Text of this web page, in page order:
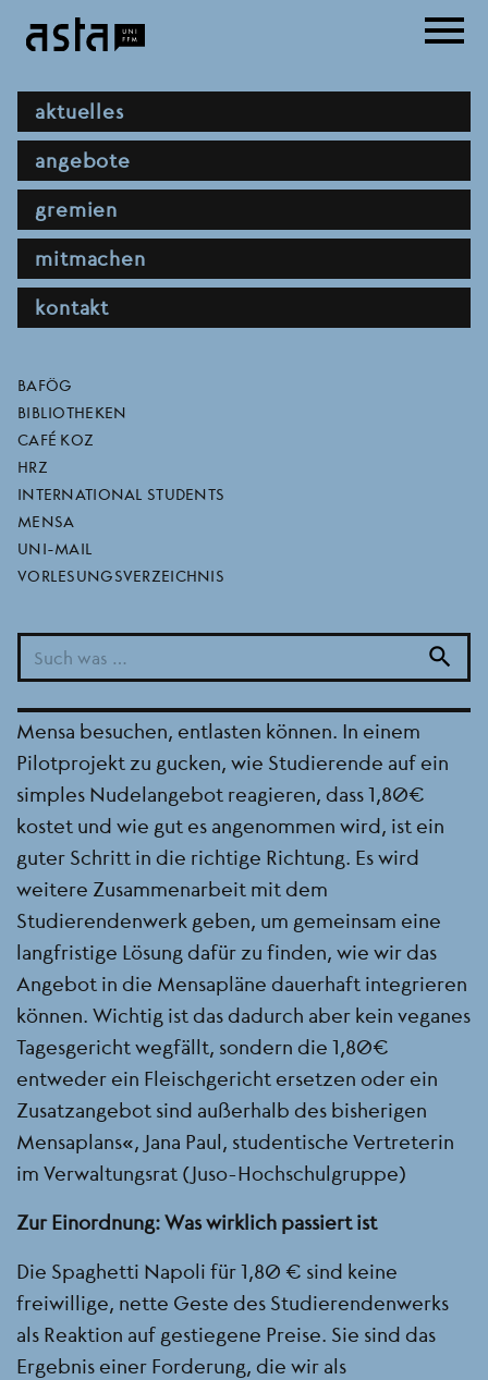
zum
hauptnavigation
aktuelles
angebote
gremien
mitmachen
kontakt
direktlinks
BAFÖG
BIBLIOTHEKEN
CAFÉ KOZ
HRZ
INTERNATIONAL STUDENTS
MENSA
UNI-MAIL
VORLESUNGSVERZEICHNIS
search
menu
stellungnahme zum
pilotprojekt des
studierendenwerkes
18.06.2026
Wir sind froh, dass das Studierendenwerk sich
bereit erklärt hat mit uns gemeinsam eine Lösung
Mensa besuchen, entlasten können. In einem
Pilotprojekt zu gucken, wie Studierende auf ein
simples Nudelangebot reagieren, dass 1,80€
kostet und wie gut es angenommen wird, ist ein
guter Schritt in die richtige Richtung. Es wird
weitere Zusammenarbeit mit dem
Studierendenwerk geben, um gemeinsam eine
langfristige Lösung dafür zu finden, wie wir das
Angebot in die Mensapläne dauerhaft integrieren
können. Wichtig ist das dadurch aber kein veganes
Tagesgericht wegfällt, sondern die 1,80€
entweder ein Fleischgericht ersetzen oder ein
Zusatzangebot sind außerhalb des bisherigen
Mensaplans“, Jana Paul, studentische Vertreterin
im Verwaltungsrat (Juso-Hochschulgruppe)
Zur Einordnung: Was wirklich passiert ist
Die Spaghetti Napoli für 1,80 € sind keine
freiwillige, nette Geste des Studierendenwerks
als Reaktion auf gestiegene Preise. Sie sind das
Ergebnis einer Forderung, die wir als